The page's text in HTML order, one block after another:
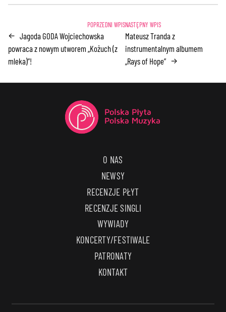
← Jagoda GODA Wojciechowska
powraca z nowym utworem „Kożuch (z
mleka)”!
Mateusz Tranda z
instrumentalnym albumem
„Rays of Hope” →
O NAS
NEWSY
RECENZJE PŁYT
RECENZJE SINGLI
WYWIADY
KONCERTY/FESTIWALE
PATRONATY
KONTAKT